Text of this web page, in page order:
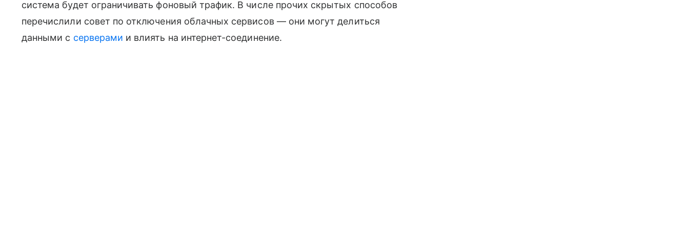
система будет ограничивать фоновый трафик. В числе прочих скрытых способов
перечислили совет по отключения облачных сервисов — они могут делиться
данными с серверами и влиять на интернет-соединение.